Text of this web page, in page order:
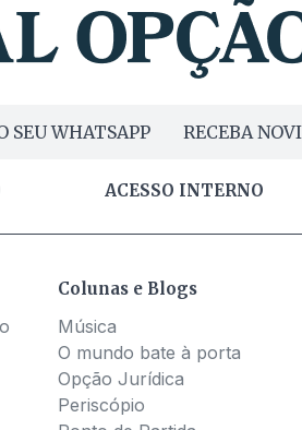
SEU WHATSAPP RECEBA
ACESSO INTERNO
Colunas e Blogs
Música
O mundo bate à porta
Opção Jurídica
Periscópio